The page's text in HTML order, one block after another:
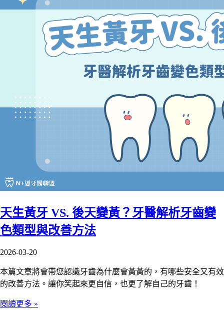
天生黃牙 VS. 後天變黃？牙醫解析牙齒變
色類型與改善方法
2026-03-20
本篇文章將會帶您認識牙齒為什麼會黃黃的，有哪些安全又有效
的改善方法。讓你笑起來更自信，也更了解自己的牙齒！
閱讀更多 »